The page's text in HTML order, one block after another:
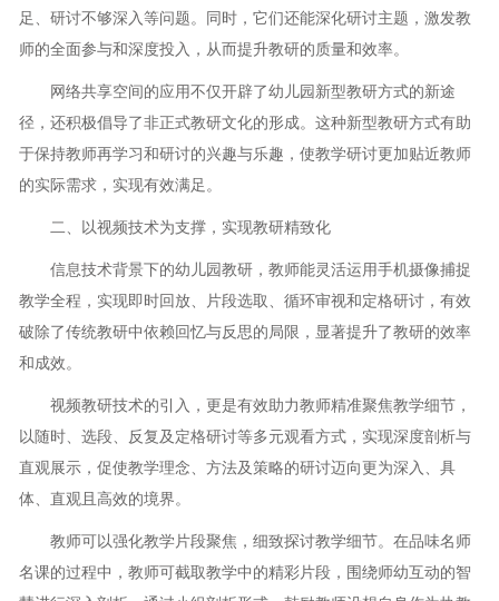
足、研讨不够深入等问题。同时，它们还能深化研讨主题，激发教
师的全面参与和深度投入，从而提升教研的质量和效率。
网络共享空间的应用不仅开辟了幼儿园新型教研方式的新途
径，还积极倡导了非正式教研文化的形成。这种新型教研方式有助
于保持教师再学习和研讨的兴趣与乐趣，使教学研讨更加贴近教师
的实际需求，实现有效满足。
二、以视频技术为支撑，实现教研精致化
信息技术背景下的幼儿园教研，教师能灵活运用手机摄像捕捉
教学全程，实现即时回放、片段选取、循环审视和定格研讨，有效
破除了传统教研中依赖回忆与反思的局限，显著提升了教研的效率
和成效。
视频教研技术的引入，更是有效助力教师精准聚焦教学细节，
以随时、选段、反复及定格研讨等多元观看方式，实现深度剖析与
直观展示，促使教学理念、方法及策略的研讨迈向更为深入、具
体、直观且高效的境界。
教师可以强化教学片段聚焦，细致探讨教学细节。在品味名师
名课的过程中，教师可截取教学中的精彩片段，围绕师幼互动的智